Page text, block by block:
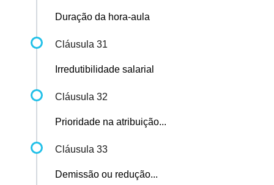
Duração da hora-aula
Cláusula 31
Irredutibilidade salarial
Cláusula 32
Prioridade na atribuição...
Cláusula 33
Demissão ou redução...